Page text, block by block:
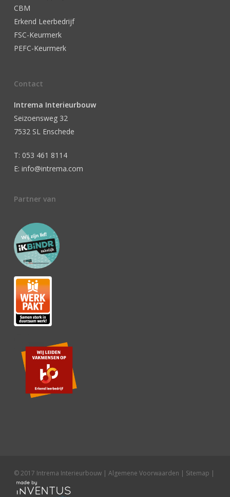
CBM
Erkend Leerbedrijf
FSC-Keurmerk
PEFC-Keurmerk
Contact
Intrema Interieurbouw
Seizoensweg 32
7532 SL Enschede
T: 053 461 8114
E: info@intrema.com
Partner van
© 2017 Intrema Interieurbouw | Algemene Voorwaarden | Sitemap |